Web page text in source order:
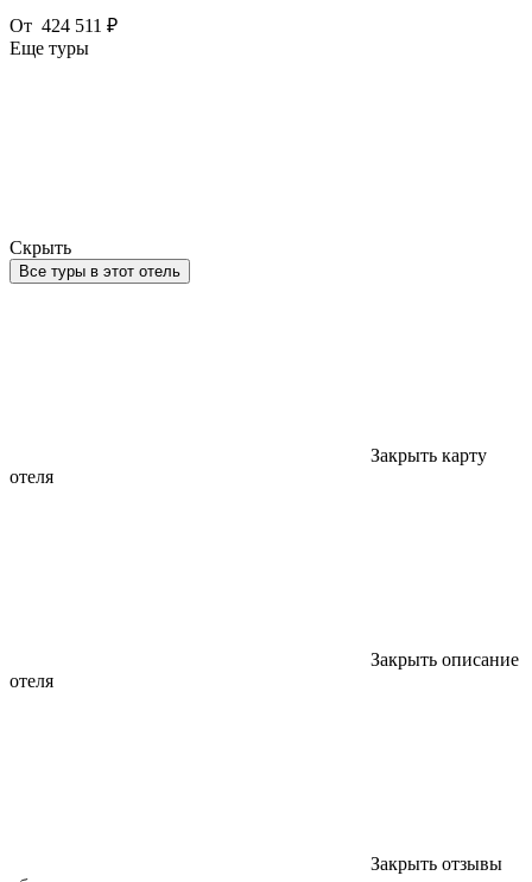
От 424 511 ₽
Еще туры
Скрыть
Все туры в этот отель
Закрыть карту
отеля
Закрыть описание
отеля
Закрыть отзывы